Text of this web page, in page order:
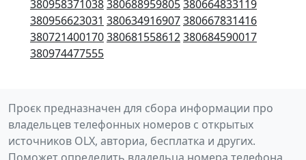
380958371038380688959805380664833119
380956623031 380634916907380667831416
380721400170380681558612380684590017
380974477555
Проєк предназначен для сбора информации про
владельцев телефонных номеров с открытых
источников OLX, авториа, бесплатка и других.